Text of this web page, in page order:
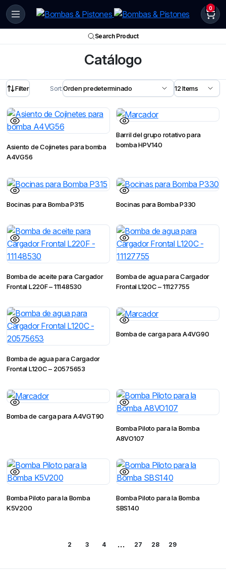
0
Search Product
Catálogo
Filter Sort:
Asiento de Cojinetes para bomba
A4VG56
Barril del grupo rotativo para
bomba HPV140
Bocinas para Bomba P315 Bocinas para Bomba P330
Bomba de aceite para Cargador
Frontal L220F – 11148530
Bomba de agua para Cargador
Frontal L120C – 11127755
Bomba de agua para Cargador
Frontal L120C – 20575653
Bomba de carga para A4VG90
Bomba de carga para A4VGT90
Bomba Piloto para la Bomba
A8VO107
Bomba Piloto para la Bomba
K5V200
Bomba Piloto para la Bomba
SBS140
2 3 4 … 27 28 29